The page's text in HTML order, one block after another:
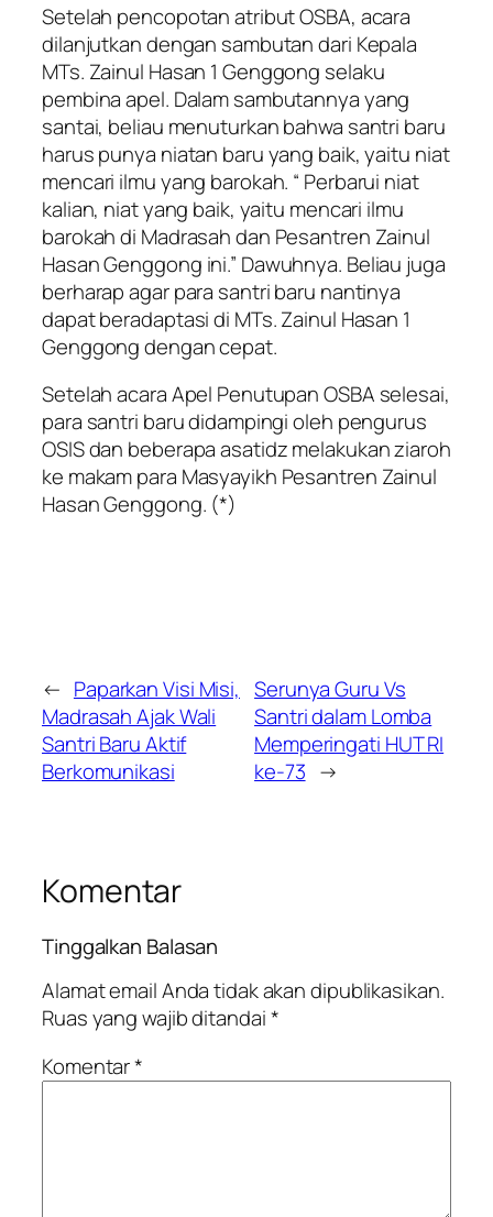
Setelah pencopotan atribut OSBA, acara
dilanjutkan dengan sambutan dari Kepala
MTs. Zainul Hasan 1 Genggong selaku
pembina apel. Dalam sambutannya yang
santai, beliau menuturkan bahwa santri baru
harus punya niatan baru yang baik, yaitu niat
mencari ilmu yang barokah. “ Perbarui niat
kalian, niat yang baik, yaitu mencari ilmu
barokah di Madrasah dan Pesantren Zainul
Hasan Genggong ini.” Dawuhnya. Beliau juga
berharap agar para santri baru nantinya
dapat beradaptasi di MTs. Zainul Hasan 1
Genggong dengan cepat.
Setelah acara Apel Penutupan OSBA selesai,
para santri baru didampingi oleh pengurus
OSIS dan beberapa asatidz melakukan ziaroh
ke makam para Masyayikh Pesantren Zainul
Hasan Genggong. (*)
← Paparkan Visi Misi,
Madrasah Ajak Wali
Santri Baru Aktif
Berkomunikasi
Serunya Guru Vs
Santri dalam Lomba
Memperingati HUT RI
ke-73 →
Komentar
Tinggalkan Balasan
Alamat email Anda tidak akan dipublikasikan.
Ruas yang wajib ditandai*
Komentar*